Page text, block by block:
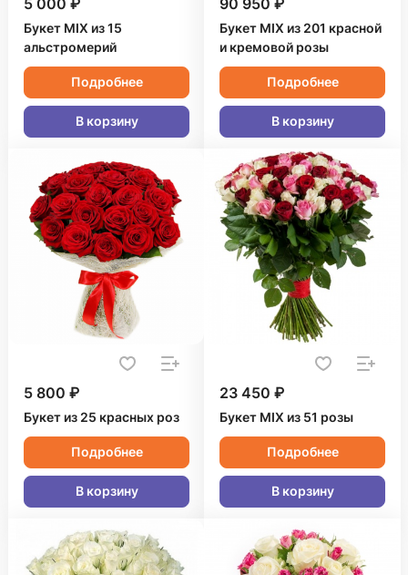
Букет MIX из 15
альстромерий
Подробнее
В корзину
Букет MIX из 201 красной
и кремовой розы
Подробнее
В корзину
5 800 ₽
Букет из 25 красных роз
Подробнее
В корзину
23 450 ₽
Букет MIX из 51 розы
Подробнее
В корзину